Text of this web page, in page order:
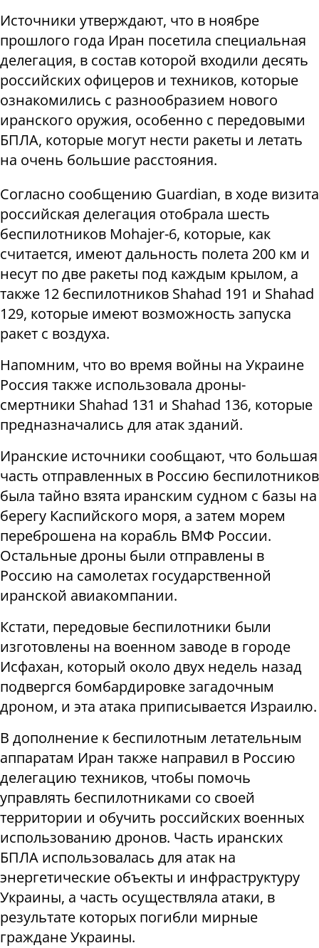
Источники утверждают, что в ноябре
прошлого года Иран посетила специальная
делегация, в состав которой входили десять
российских офицеров и техников, которые
ознакомились с разнообразием нового
иранского оружия, особенно с передовыми
БПЛА, которые могут нести ракеты и летать
на очень большие расстояния.
Согласно сообщению Guardian, в ходе визита
российская делегация отобрала шесть
беспилотников Mohajer-6, которые, как
считается, имеют дальность полета 200 км и
несут по две ракеты под каждым крылом, а
также 12 беспилотников Shahad 191 и Shahad
129, которые имеют возможность запуска
ракет с воздуха.
Напомним, что во время войны на Украине
Россия также использовала дроны-
смертники Shahad 131 и Shahad 136, которые
предназначались для атак зданий.
Иранские источники сообщают, что большая
часть отправленных в Россию беспилотников
была тайно взята иранским судном с базы на
берегу Каспийского моря, а затем морем
переброшена на корабль ВМФ России.
Остальные дроны были отправлены ​​в
Россию на самолетах государственной
иранской авиакомпании.
Кстати, передовые беспилотники были
изготовлены на военном заводе в городе
Исфахан, который около двух недель назад
подвергся бомбардировке загадочным
дроном, и эта атака приписывается Израилю.
В дополнение к беспилотным летательным
аппаратам Иран также направил в Россию
делегацию техников, чтобы помочь
управлять беспилотниками со своей
территории и обучить российских военных
использованию дронов. Часть иранских
БПЛА использовалась для атак на
энергетические объекты и инфраструктуру
Украины, а часть осуществляла атаки, в
результате которых погибли мирные
граждане Украины.